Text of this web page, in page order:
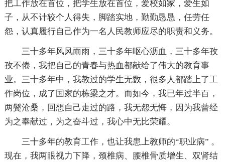
把工作放在首位，把学生放在首位，爱校如家，爱生如
子，从不计较个人得失，脚踏实地，勤勤恳恳，任劳任
怨，认真履行自己作为一名人民教师应尽的职责和义务。
三十多年风风雨雨，三十多年呕心沥血，三十多年孜
孜不倦，我把自己的青春与热血都献给了伟大的教育事
业。三十多年中，我教过的学生无数，很多人都踏上了工
作岗位，成了国家的栋梁之才。而如今，我已年过半百，
两鬓沧桑，回想自己走过的路，我无怨无悔，因为我曾经
为之奉献过，为之奋斗过，我心中无比荣耀。
三十多年的教育工作，也让我患上教师的“职业病” 。
现在，我两眼视力下降，颈椎病、腰椎骨质增生、双肾结